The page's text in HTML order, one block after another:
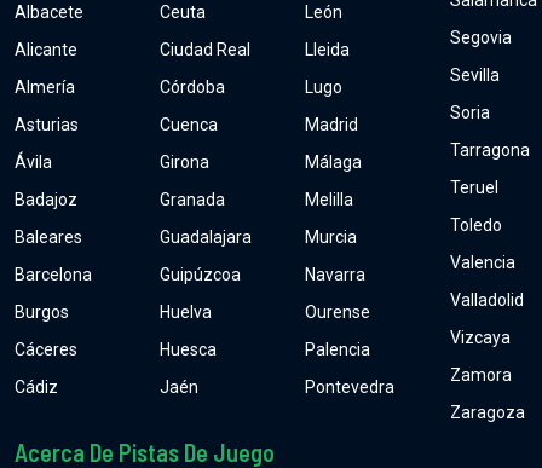
Albacete
Alicante
Almería
Asturias
Ávila
Badajoz
Baleares
Barcelona
Burgos
Cáceres
Cádiz
Ceuta
Ciudad Real
Córdoba
Cuenca
Girona
Granada
Guadalajara
Guipúzcoa
Huelva
Huesca
Jaén
León
Lleida
Lugo
Madrid
Málaga
Melilla
Murcia
Navarra
Ourense
Palencia
Pontevedra
Segovia
Sevilla
Soria
Tarragona
Teruel
Toledo
Valencia
Valladolid
Vizcaya
Zamora
Zaragoza
Acerca De Pistas De Juego